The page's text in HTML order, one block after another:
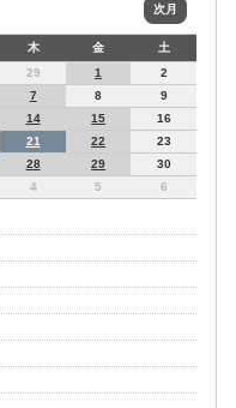
次月
木 金
土
29 1
2
7 8
9
14 15
16
21 22
23
28 29
30
4 5 6